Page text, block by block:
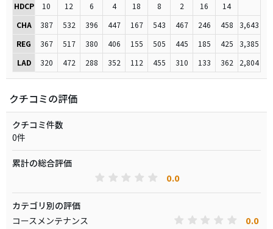
HDCP
10 12 6 4 18 8 2 16
14
CHA
387 532 396 447 167 543 467 246 458
3,643
REG
367 517 380 406 155 505 445 185 425
3,385
LAD
320 472 288 352 112 455 310 133 362 2,804
クチコミの評価
クチコミ件数
0件
累計の総合評価
0.0
カテゴリ別の評価
コースメンテナンス
0.0